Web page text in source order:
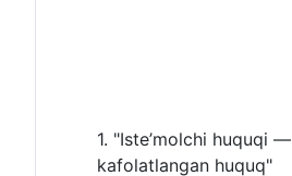
1. "Iste’molchi huquqi —
kafolatlangan huquq"